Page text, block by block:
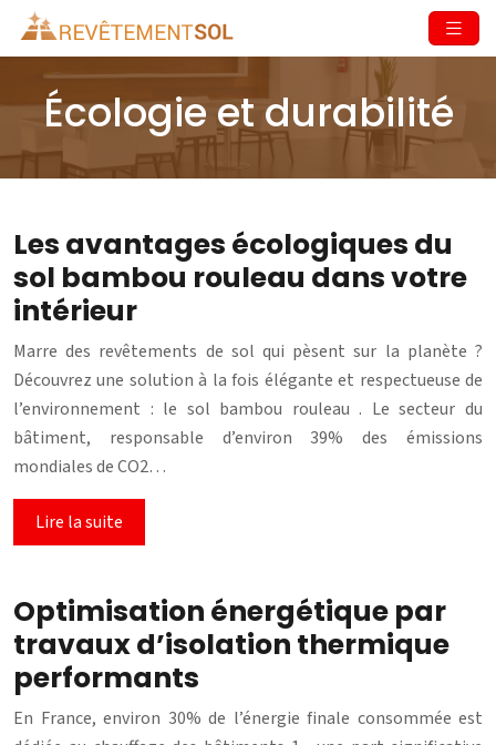
Écologie et durabilité
Les avantages écologiques du
sol bambou rouleau dans votre
intérieur
Marre des revêtements de sol qui pèsent sur la planète ?
Découvrez une solution à la fois élégante et respectueuse de
l’environnement : le sol bambou rouleau . Le secteur du
bâtiment, responsable d’environ 39% des émissions
mondiales de CO2…
Lire la suite
Optimisation énergétique par
travaux d’isolation thermique
performants
En France, environ 30% de l’énergie finale consommée est